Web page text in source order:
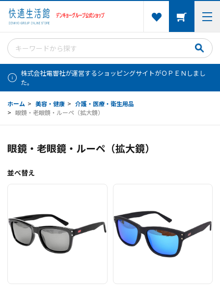
株式会社電響社が運営するショッピングサイトがＯＰＥＮしまし
た。
ホーム > 美容・健康 > 介護・医療・衛生用品
> 眼鏡・老眼鏡・ルーペ（拡大鏡）
眼鏡・老眼鏡・ルーペ（拡大鏡）
並べ替え